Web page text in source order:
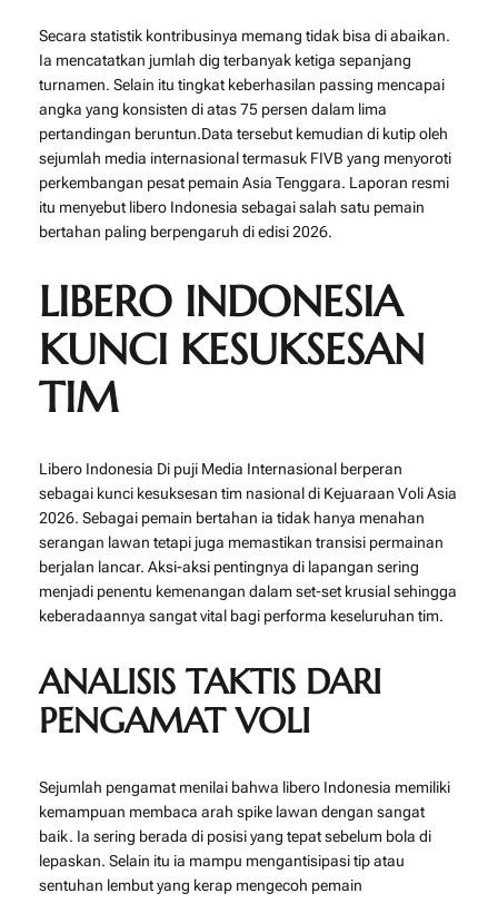
Secara statistik kontribusinya memang tidak bisa di abaikan.
Ia mencatatkan jumlah dig terbanyak ketiga sepanjang
turnamen. Selain itu tingkat keberhasilan passing mencapai
angka yang konsisten di atas 75 persen dalam lima
pertandingan beruntun.Data tersebut kemudian di kutip oleh
sejumlah media internasional termasuk FIVB yang menyoroti
perkembangan pesat pemain Asia Tenggara. Laporan resmi
itu menyebut libero Indonesia sebagai salah satu pemain
bertahan paling berpengaruh di edisi 2026.
LIBERO INDONESIA
KUNCI KESUKSESAN
TIM
Libero Indonesia Di puji Media Internasional berperan
sebagai kunci kesuksesan tim nasional di Kejuaraan Voli Asia
2026. Sebagai pemain bertahan ia tidak hanya menahan
serangan lawan tetapi juga memastikan transisi permainan
berjalan lancar. Aksi-aksi pentingnya di lapangan sering
menjadi penentu kemenangan dalam set-set krusial sehingga
keberadaannya sangat vital bagi performa keseluruhan tim.
ANALISIS TAKTIS DARI
PENGAMAT VOLI
Sejumlah pengamat menilai bahwa libero Indonesia memiliki
kemampuan membaca arah spike lawan dengan sangat
baik. Ia sering berada di posisi yang tepat sebelum bola di
lepaskan. Selain itu ia mampu mengantisipasi tip atau
sentuhan lembut yang kerap mengecoh pemain